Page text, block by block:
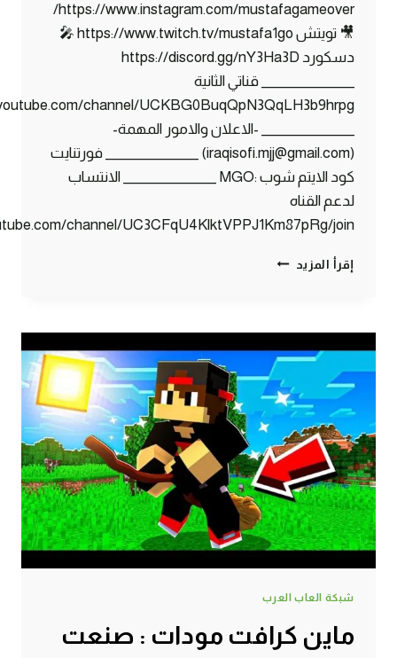
https://www.instagram.com/mustafagameover/
🎥 تويتش https://www.twitch.tv/mustafa1go 🎤
دسكورد https://discord.gg/nY3Ha3D
_______________ قناتي الثانية
channel/UCKBG0BuqQpN3QqLH3b9hrpg
_______________ -الاعلان والامور المهمة-
(iraqisofi.mjj@gmail.com) _______________ فورتنايت
كود الايتم شوب :MGO _______________ الانتساب
لدعم القناه
channel/UC3CFqU4KlktVPPJ1Km87pRg/join
إقرأ المزيد سكاي
موب
تراب
اسطوري
!!؟
شبكة العاب العرب
ماين كرافت مودات : صنعت